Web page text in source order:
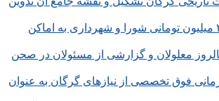
مساعدت ۲۵۰ میلیون تومانی شورا و شهرداری به اماکن
معلولان و گزارشی از مسئولان در صحن
فوق تخصصی از نیازهای گرگان به عنوان